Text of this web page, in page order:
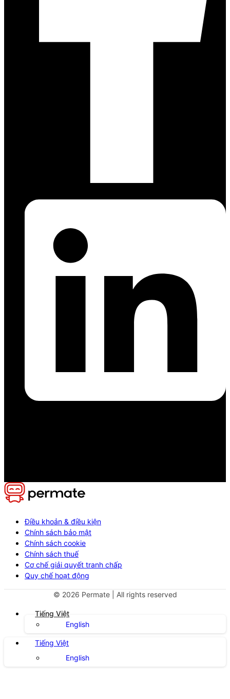
Điều khoản & điều kiện
Chính sách bảo mật
Chính sách cookie
Chính sách thuế
Cơ chế giải quyết tranh chấp
Quy chế hoạt động
© 2026 Permate | All rights reserved
Tiếng Việt
English
Tiếng Việt
English